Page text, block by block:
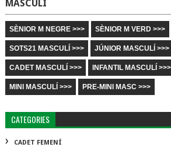
MASCULÍ
SÈNIOR M NEGRE >>> SÈNIOR M VERD >>>
SOTS21 MASCULÍ >>> JÚNIOR MASCULÍ >>>
CADET MASCULÍ >>> INFANTIL MASCULÍ >>>
MINI MASCULÍ >>> PRE-MINI MASC >>>
CATEGORIES
CADET FEMENÍ